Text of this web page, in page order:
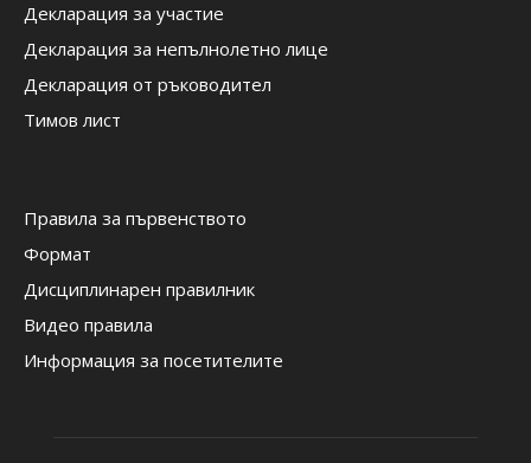
Декларация за участие
Декларация за непълнолетно лице
Декларация от ръководител
Тимов лист
Правила за първенството
Формат
Дисциплинарен правилник
Видео правила
Информация за посетителите